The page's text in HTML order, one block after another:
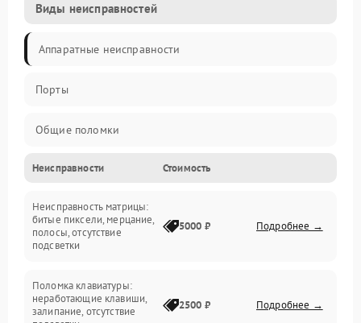
Виды неисправностей
Аппаратные неисправности
Порты
Общие поломки
Устройства
Программные ошибки
Электрические и системные сбои
Интерфейсные проблемы
Неисправности Стоимость
Неисправность матрицы:
битые пиксели, мерцание,
полосы, отсутствие
подсветки
5000 ₽ Подробнее →
Поломка клавиатуры:
неработающие клавиши,
залипание, отсутствие
2500 ₽ Подробнее →